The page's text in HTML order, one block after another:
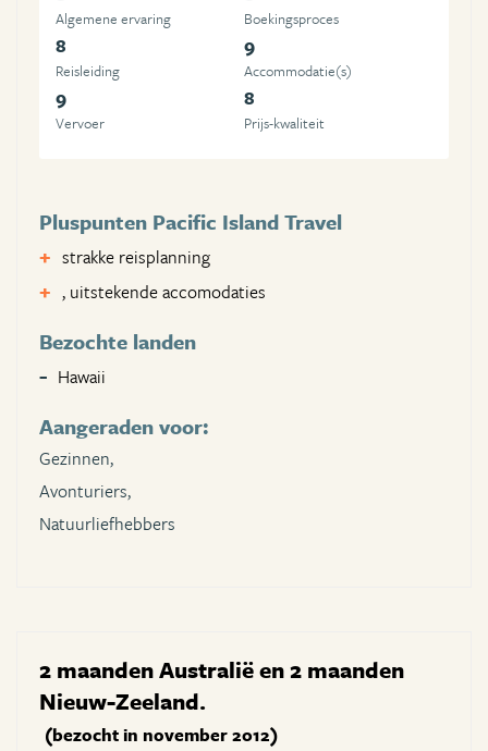
Algemene ervaring Boekingsproces
8
Reisleiding
9
Accommodatie(s)
9
Vervoer
8
Prijs-kwaliteit
Pluspunten Pacific Island Travel
strakke reisplanning
, uitstekende accomodaties
Bezochte landen
Hawaii
Aangeraden voor:
Gezinnen,
Avonturiers,
Natuurliefhebbers
2 maanden Australië en 2 maanden
Nieuw-Zeeland.
(bezocht in november 2012)